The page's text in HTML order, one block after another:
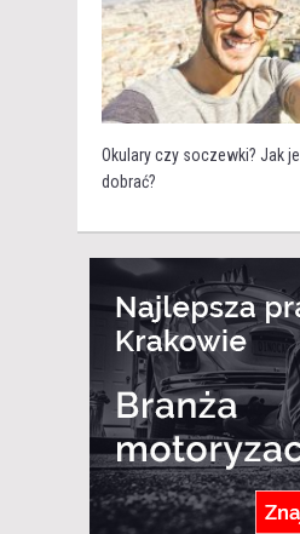
Okulary czy soczewki? Jak
dobrać?